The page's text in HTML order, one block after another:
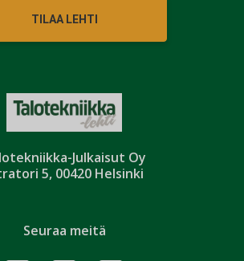
Julkaisut Oy
5, 00420 Helsinki
TILAA LEHTI
Seuraa meitä